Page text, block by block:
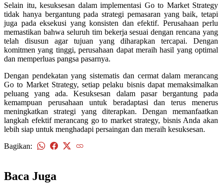
Selain itu, kesuksesan dalam implementasi Go to Market Strategy
tidak hanya bergantung pada strategi pemasaran yang baik, tetapi
juga pada eksekusi yang konsisten dan efektif. Perusahaan perlu
memastikan bahwa seluruh tim bekerja sesuai dengan rencana yang
telah disusun agar tujuan yang diharapkan tercapai. Dengan
komitmen yang tinggi, perusahaan dapat meraih hasil yang optimal
dan memperluas pangsa pasarnya.
Dengan pendekatan yang sistematis dan cermat dalam merancang
Go to Market Strategy, setiap pelaku bisnis dapat memaksimalkan
peluang yang ada. Kesuksesan dalam pasar bergantung pada
kemampuan perusahaan untuk beradaptasi dan terus menerus
meningkatkan strategi yang diterapkan. Dengan memanfaatkan
langkah efektif merancang go to market strategy, bisnis Anda akan
lebih siap untuk menghadapi persaingan dan meraih kesuksesan.
Bagikan:
Baca Juga